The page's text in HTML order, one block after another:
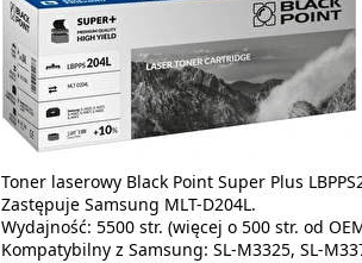
Toner laserowy Black Point Super Plus
Zastępuje Samsung MLT-D204L.
Wydajność: 5500 str. (więcej o 500 str. od
Kompatybilny z Samsung: SL-M3325, SL-